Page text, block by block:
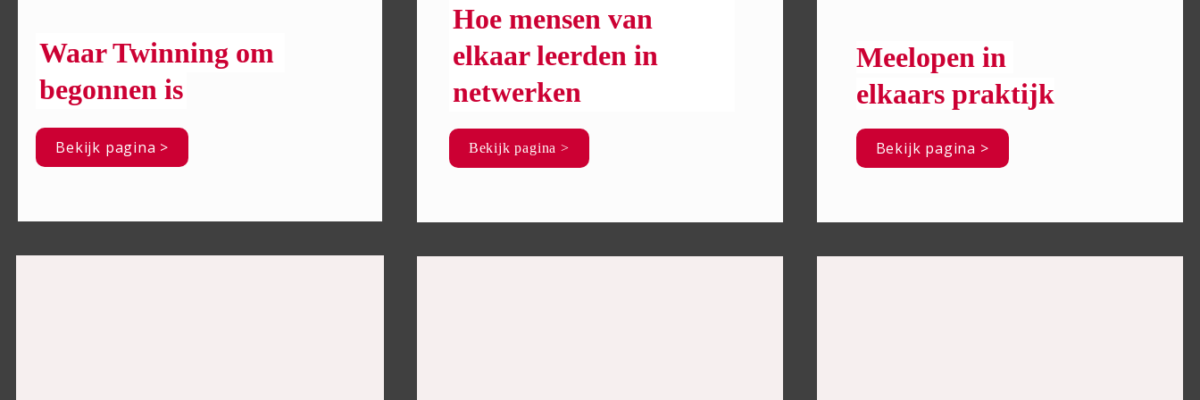
Waar Twinning om
begonnen is
Bekijk pagina >
Hoe mensen van
elkaar leerden in
netwerken
Bekijk pagina >
Meelopen in
elkaars praktijk
Bekijk pagina >